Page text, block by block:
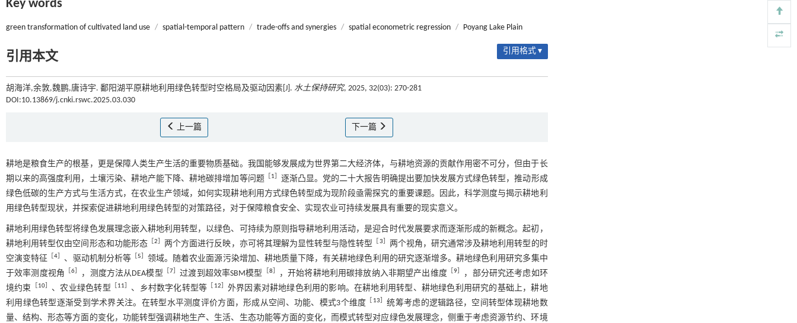
Key words
green transformation of cultivated land use / spatial-temporal pattern / trade-offs and synergies / spatial econometric regression / Poyang Lake Plain
引用本文 引用格式 ▾
胡海洋,余敦,魏鹏,唐诗宇. 鄱阳湖平原耕地利用绿色转型时空格局及驱动因素[J]. 水土保持研究, 2025, 32(03): 270-281
DOI:10.13869/j.cnki.rswc.2025.03.030
上一篇 下一篇
耕地是粮食生产的根基，更是保障人类生产生活的重要物质基础。我国能够发展成为世界第二大经济体，与耕地资源的贡献作用密不可分，但由于长
期以来的高强度利用，土壤污染、耕地产能下降、耕地碳排增加等问题［ 1
逐渐凸显。党的二十大报告明确提出要加快发展方式绿色转型，推动形成
绿色低碳的生产方式与生活方式，在农业生产领域，如何实现耕地利用方式绿色转型成为现阶段亟需探究的重要课题。因此，科学测度与揭示耕地利
用绿色转型现状，并探索促进耕地利用绿色转型的对策路径，对于保障粮食安全、实现农业可持续发展具有重要的现实意义。
耕地利用绿色转型将绿色发展理念嵌入耕地利用转型，以绿色、可持续为原则指导耕地利用活动，是迎合时代发展要求而逐渐形成的新概念。起初，
耕地利用转型仅由空间形态和功能形态［ 2 ］两个方面进行反映，亦可将其理解为显性转型与隐性转型 3
两个视角，研究通常涉及耕地利用转型的时
空演变特征
［4 、驱动机制分析等［ 5 ］领域。随着农业面源污染增加、耕地质量下降，有关耕地绿色利用的研究逐渐增多。耕地绿色利用研究多集中
于效率测度视角 ［6 ，测度方法从DEA模型 7］过渡到超效率SBM模型 8 ，开始将耕地利用碳排放纳入非期望产出维度［9
，部分研究还考虑如环
境约束
10］ 、农业绿色转型 11 、乡村数字化转型等 12
外界因素对耕地绿色利用的影响。在耕地利用转型、耕地绿色利用研究的基础上，耕地
利用绿色转型逐渐受到学术界关注。在转型水平测度评价方面，形成从空间、功能、模式3个维度
13 ］统筹考虑的逻辑路径，空间转型体现耕地数
量、结构、形态等方面的变化，功能转型强调耕地生产、生活、生态功能等方面的变化，而模式转型对应绿色发展理念，侧重于考虑资源节约、环境